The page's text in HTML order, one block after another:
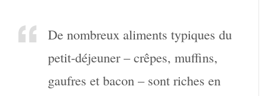
De nombreux aliments typiques du
petit-déjeuner – crêpes, muffins,
gaufres et bacon – sont riches en